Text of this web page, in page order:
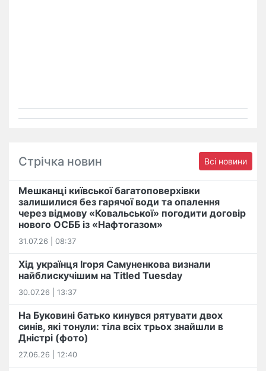
Стрічка новин Всі новини
Мешканці київської багатоповерхівки
залишилися без гарячої води та опалення
через відмову «Ковальської» погодити договір
нового ОСББ із «Нафтогазом»
31.07.26 | 08:37
Хід українця Ігоря Самуненкова визнали
найблискучішим на Titled Tuesday
30.07.26 | 13:37
На Буковині батько кинувся рятувати двох
синів, які тонули: тіла всіх трьох знайшли в
Дністрі (фото)
27.06.26 | 12:40